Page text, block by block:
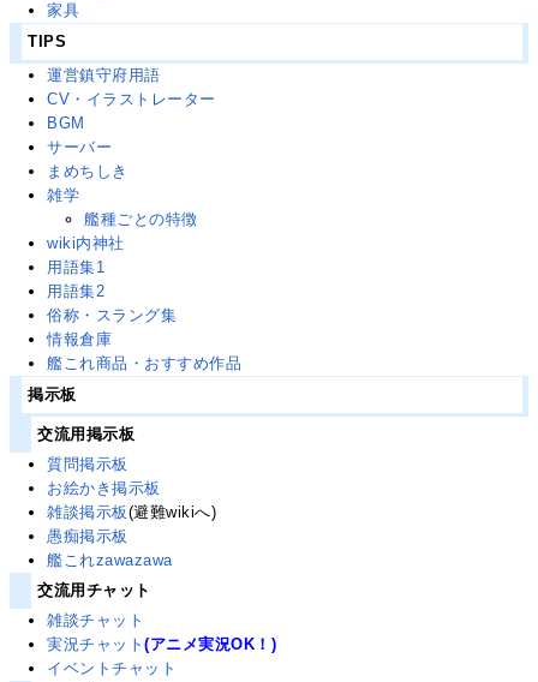
家具
TIPS
運営鎮守府用語
CV・イラストレーター
BGM
サーバー
まめちしき
雑学
艦種ごとの特徴
wiki内神社
用語集1
用語集2
俗称・スラング集
情報倉庫
艦これ商品・おすすめ作品
掲示板
交流用掲示板
質問掲示板
お絵かき掲示板
雑談掲示板(避難wikiへ)
愚痴掲示板
艦これzawazawa
交流用チャット
雑談チャット
実況チャット(アニメ実況OK！)
イベントチャット